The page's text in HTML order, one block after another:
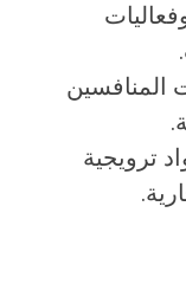
ترويجية